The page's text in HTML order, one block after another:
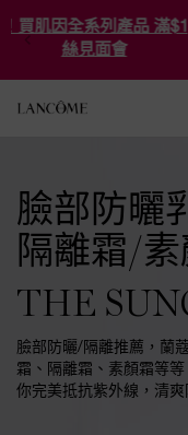
只到8/20！買肌
臉部防曬
隔離霜/
THE
臉部防曬/隔離推薦，蘭
霜、隔離霜、素顏霜等
你完美抵抗紫外線，清爽